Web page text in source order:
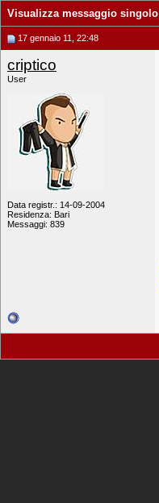
Visualizza messaggio singolo
17 gennaio 11, 22:48
criptico
User
Data registr.: 14-09-2004
Residenza: Bari
Messaggi: 839